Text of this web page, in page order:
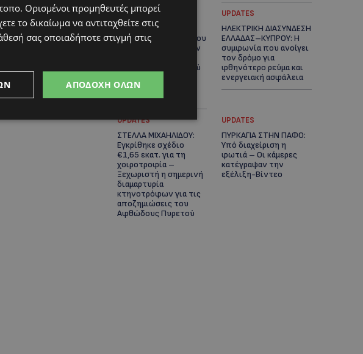
STORIES
ΟΡΦΕΑΣ ΣΟΛΩΜΟΥ: Ο
10χρονος Κύπριος που
πρωταγωνιστεί στην
εξοικονόμησης νερού
κάνουν τη διαφορά -
(Βίντεο)
UPDATES
ΗΛΕΚΤΡΙΚΗ ΔΙΑΣΥΝΔΕΣΗ
ΕΛΛΑΔΑΣ–ΚΥΠΡΟΥ: Η
συμφωνία που ανοίγει
τον δρόμο για
φθηνότερο ρεύμα και
ενεργειακή ασφάλεια
UPDATES
ΣΤΕΛΛΑ ΜΙΧΑΗΛΙΔΟΥ:
Εγκρίθηκε σχέδιο
€1,65 εκατ. για τη
χοιροτροφία –
Ξεχωριστή η σημερινή
διαμαρτυρία
κτηνοτρόφων για τις
αποζημιώσεις του
Αφθώδους Πυρετού
UPDATES
ΠΥΡΚΑΓΙΑ ΣΤΗΝ ΠΑΦΟ:
Υπό διαχείριση η
φωτιά – Οι κάμερες
κατέγραψαν την
εξέλιξη-Βίντεο
Ορισμένοι προμηθευτές μπορεί
το δικαίωμα να αντιταχθείτε στις
σας οποιαδήποτε στιγμή στις
ΑΠΟΔΟΧΉ ΌΛΩΝ